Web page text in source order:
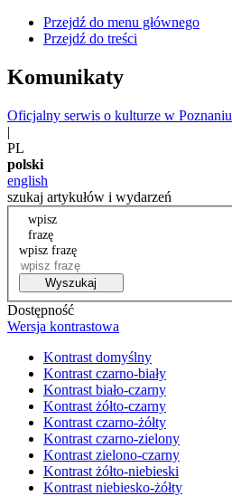
Przejdź do menu głównego
Przejdź do treści
Komunikaty
Oficjalny serwis o kulturze w Poznaniu
|
PL
polski
english
szukaj artykułów i wydarzeń
wpisz
frazę
wpisz frazę
Wyszukaj
Dostępność
Wersja kontrastowa
Kontrast domyślny
Kontrast czarno-biały
Kontrast biało-czarny
Kontrast żółto-czarny
Kontrast czarno-żółty
Kontrast czarno-zielony
Kontrast zielono-czarny
Kontrast żółto-niebieski
Kontrast niebiesko-żółty